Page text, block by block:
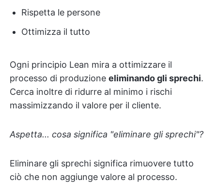
Rispetta le persone
Ottimizza il tutto
Ogni principio Lean mira a ottimizzare il
processo di produzione eliminando gli sprechi.
Cerca inoltre di ridurre al minimo i rischi
massimizzando il valore per il cliente.
Aspetta... cosa significa "eliminare gli sprechi"?
Eliminare gli sprechi significa rimuovere tutto
ciò che non aggiunge valore al processo.